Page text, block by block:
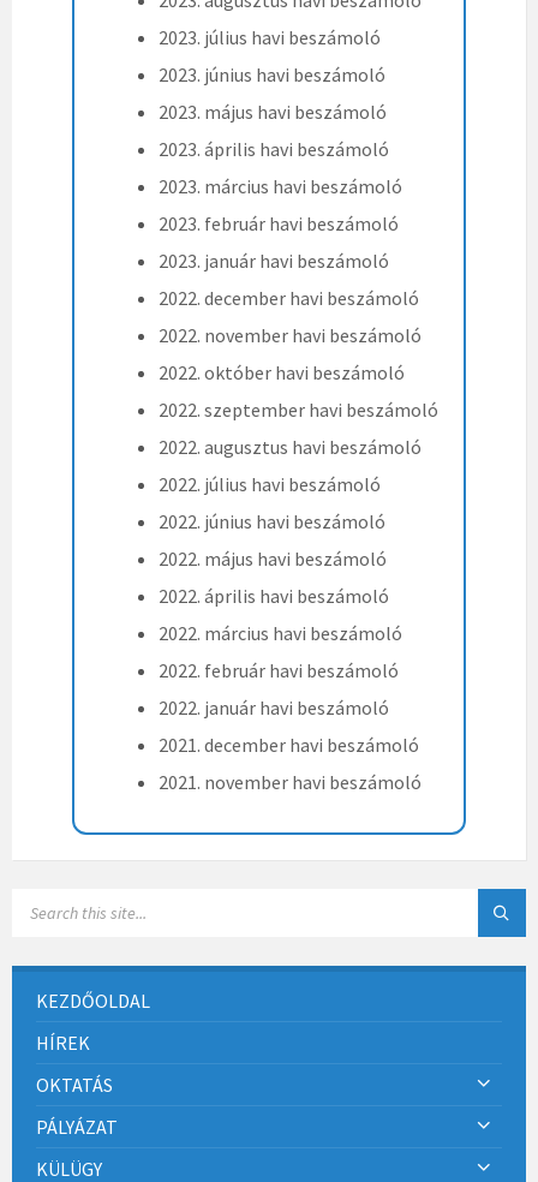
2023. július havi beszámoló
2023. június havi beszámoló
2023. május havi beszámoló
2023. április havi beszámoló
2023. március havi beszámoló
2023. február havi beszámoló
2023. január havi beszámoló
2022. december havi beszámoló
2022. november havi beszámoló
2022. október havi beszámoló
2022. szeptember havi beszámoló
2022. augusztus havi beszámoló
2022. július havi beszámoló
2022. június havi beszámoló
2022. május havi beszámoló
2022. április havi beszámoló
2022. március havi beszámoló
2022. február havi beszámoló
2022. január havi beszámoló
2021. december havi beszámoló
2021. november havi beszámoló
KEZDŐOLDAL
HÍREK
OKTATÁS
PÁLYÁZAT
KÜLÜGY